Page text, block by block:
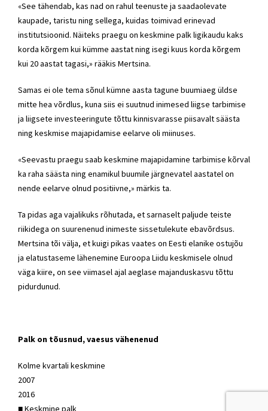
«See tähendab, kas nad on rahul teenuste ja saadaolevate
kaupade, taristu ning sellega, kuidas toimivad erinevad
institutsioonid. Näiteks praegu on keskmine palk ligikaudu kaks
korda kõrgem kui kümme aastat ning isegi kuus korda kõrgem
kui 20 aastat tagasi,» rääkis Mertsina.
Samas ei ole tema sõnul kümne aasta tagune buumiaeg üldse
mitte hea võrdlus, kuna siis ei suutnud inimesed liigse tarbimise
ja liigsete investeeringute tõttu kinnisvarasse piisavalt säästa
ning keskmise majapidamise eelarve oli miinuses.
«Seevastu praegu saab keskmine majapidamine tarbimise kõrval
ka raha säästa ning enamikul buumile järgnevatel aastatel on
nende eelarve olnud positiivne,» märkis ta.
Ta pidas aga vajalikuks rõhutada, et sarnaselt paljude teiste
riikidega on suurenenud inimeste sissetulekute ebavõrdsus.
Mertsina tõi välja, et kuigi pikas vaates on Eesti elanike ostujõu
ja elatustaseme lähenemine Euroopa Liidu keskmisele olnud
väga kiire, on see viimasel ajal aeglase majanduskasvu tõttu
pidurdunud.
Palk on tõusnud, vaesus vähenenud
Kolme kvartali keskmine
2007
2016
■ Keskmine palk